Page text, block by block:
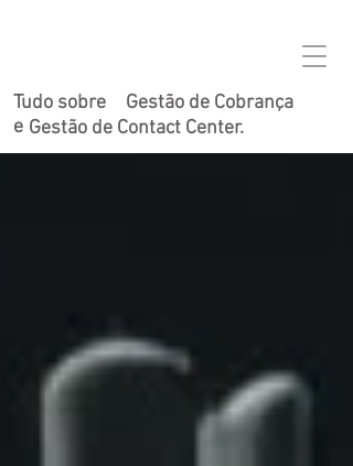
Tudo sobre
Gestão de Cobrança
Gestão de Contact Center.
e